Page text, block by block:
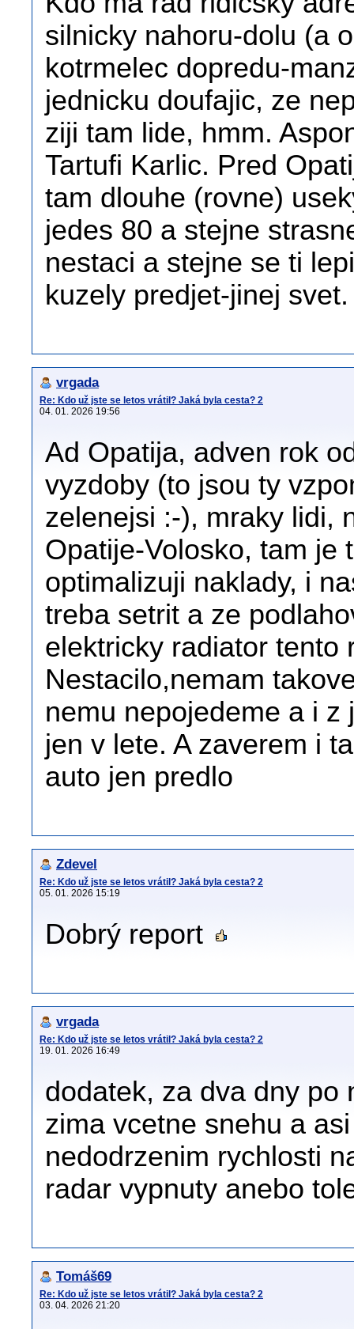
silnicky nahoru-dolu (a
kotrmelec dopredu-
jednicku doufajic, ze
ziji tam lide, hmm.
Tartufi Karlic. Pred
tam dlouhe (rovne)
jedes 80 a stejne
nestaci a stejne se ti
kuzely predjet-jinej svet.
vrgada
Re: Kdo už jste se letos vrátil? Jaká byla cesta? 2
04. 01. 2026 19:56
Ad Opatija, adven rok
vyzdoby (to jsou ty
zelenejsi :-), mraky lidi,
Opatije-Volosko, tam je
optimalizuji naklady, i
treba setrit a ze
elektricky radiator tento
Nestacilo,nemam
nemu nepojedeme a i
jen v lete. A zaverem i
auto jen predlo
Zdevel
Re: Kdo už jste se letos vrátil? Jaká byla cesta? 2
05. 01. 2026 15:19
Dobrý report
vrgada
Re: Kdo už jste se letos vrátil? Jaká byla cesta? 2
19. 01. 2026 16:49
dodatek, za dva dny po
zima vcetne snehu a
nedodrzenim rychlosti
radar vypnuty anebo
Tomáš69
Re: Kdo už jste se letos vrátil? Jaká byla cesta? 2
03. 04. 2026 21:20